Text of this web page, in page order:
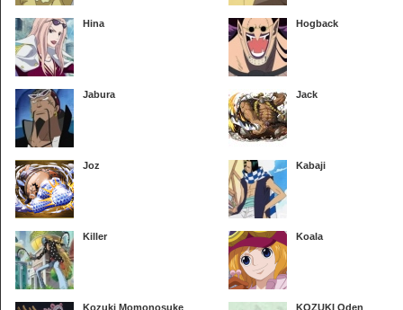
Hina Hogback
Jabura Jack
Joz Kabaji
Killer Koala
Kozuki Momonosuke KOZUKI Oden